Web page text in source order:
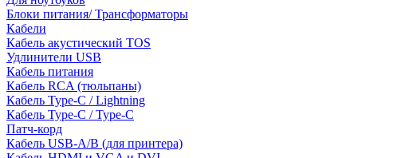
Блоки питания/ Трансформаторы
Кабели
Кабель акустический TOS
Удлинители USB
Кабель питания
Кабель RCA (тюльпаны)
Кабель Type-C / Lightning
Кабель Type-C / Type-C
Патч-корд
Кабель USB-A/B (для принтера)